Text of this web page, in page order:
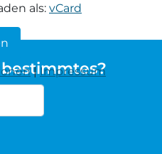
als: vCard
|Impressum